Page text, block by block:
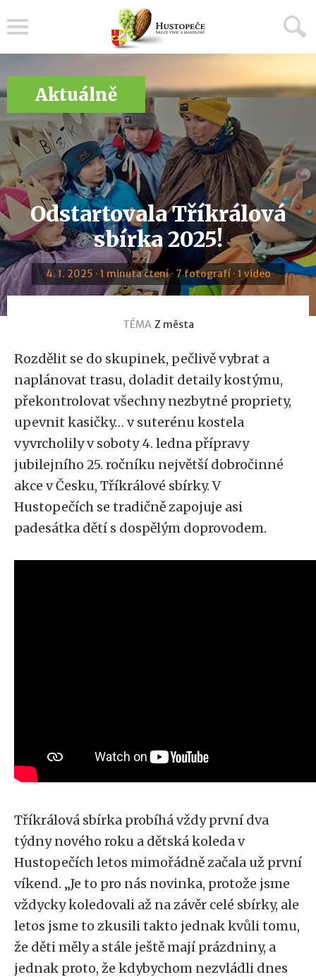
Aktuálně
Odstartovala Tříkrálová
sbírka 2025!
4. 1. 2025 · 1 minuta čtení · 7 fotografí · 1 video
TÉMA Z města
Rozdělit se do skupinek, pečlivě vybrat a
naplánovat trasu, doladit detaily kostýmu,
překontrolovat všechny nezbytné propriety,
upevnit kasičky… v suterénu kostela
vyvrcholily v soboty 4. ledna přípravy
jubilejního 25. ročníku největší dobročinné
akce v Česku, Tříkrálové sbírky. V
Hustopečích se tradičně zapojuje asi
padesátka dětí s dospělým doprovodem.
Tříkrálová sbírka probíhá vždy první dva
týdny nového roku a dětská koleda v
Hustopečích letos mimořádně začala už první
víkend. „Je to pro nás novinka, protože jsme
vždycky koledovali až na závěr celé sbírky, ale
letos jsme to zkusili takto jednak kvůli tomu,
že děti měly a stále ještě mají prázdniny, a
jednak proto, že kdybychom nezvládli dnes